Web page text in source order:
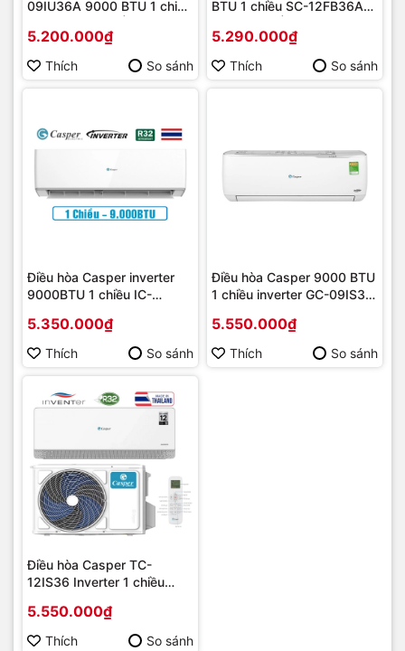
09IU36A 9000 BTU 1 chiều
chính hãng
5.200.000₫
Thích So sánh
BTU 1 chiều SC-12FB36A
hãng
5.290.000₫
Thích So sánh
Điều hòa Casper inverter
9000BTU 1 chiều IC-
2020 | Hàng chính hãng
5.350.000₫
Thích So sánh
Điều hòa Casper 9000 BTU
1 chiều inverter GC-09IS33
hãng
5.550.000₫
Thích So sánh
Điều hòa Casper TC-
12IS36 Inverter 1 chiều
Hàng chính hãng
5.550.000₫
Thích So sánh